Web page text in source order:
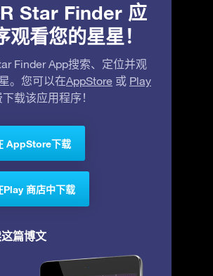
Star Finder 应
观看您的星星！
Finder App搜索、定位并观
。您可以在AppStore 或 Play
载该应用程序！
AppStore下载
Play 商店中下载
篇博文